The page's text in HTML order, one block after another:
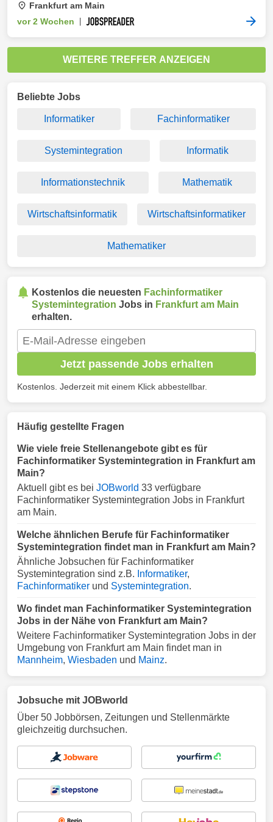
Frankfurt am Main
vor 2 Wochen
WEITERE TREFFER ANZEIGEN
Beliebte Jobs
Informatiker Fachinformatiker
Systemintegration Informatik
Informationstechnik Mathematik
Wirtschaftsinformatik Wirtschaftsinformatiker
Mathematiker
Kostenlos die neuesten Fachinformatiker
Systemintegration Jobs in Frankfurt am Main
erhalten.
Jetzt passende Jobs erhalten
Kostenlos. Jederzeit mit einem Klick abbestellbar.
Häufig gestellte Fragen
Wie viele freie Stellenangebote gibt es für
Fachinformatiker Systemintegration in Frankfurt am
Main?
Aktuell gibt es bei JOBworld 33 verfügbare
Fachinformatiker Systemintegration Jobs in Frankfurt
am Main.
Welche ähnlichen Berufe für Fachinformatiker
Systemintegration findet man in Frankfurt am Main?
Ähnliche Jobsuchen für Fachinformatiker
Systemintegration sind z.B. Informatiker,
Fachinformatiker und Systemintegration.
Wo findet man Fachinformatiker Systemintegration
Jobs in der Nähe von Frankfurt am Main?
Weitere Fachinformatiker Systemintegration Jobs in der
Umgebung von Frankfurt am Main findet man in
Mannheim, Wiesbaden und Mainz.
Jobsuche mit JOBworld
Über 50 Jobbörsen, Zeitungen und Stellenmärkte
gleichzeitig durchsuchen.